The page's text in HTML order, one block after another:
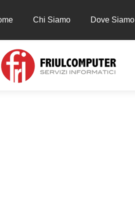
Chi Siamo Dove Siamo
Chi Siamo Dove Siamo